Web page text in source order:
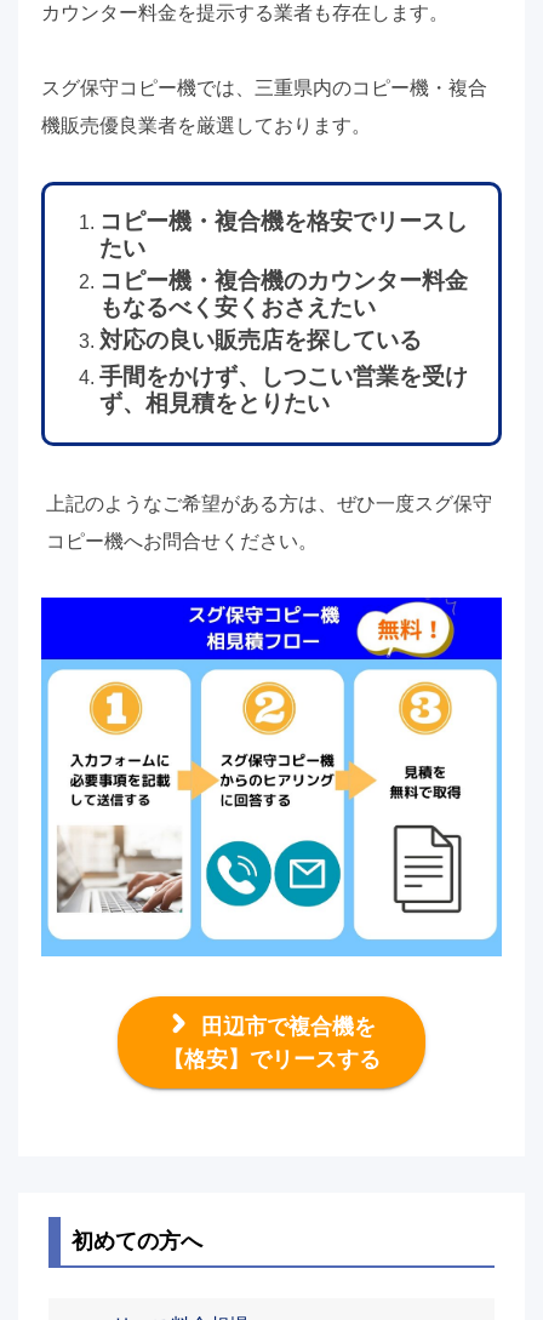
カウンター料金を提示する業者も存在します。
スグ保守コピー機では、三重県内のコピー機・複合
機販売優良業者を厳選しております。
コピー機・複合機を格安でリースし
たい
コピー機・複合機のカウンター料金
もなるべく安くおさえたい
対応の良い販売店を探している
手間をかけず、しつこい営業を受け
ず、相見積をとりたい
上記のようなご希望がある方は、ぜひ一度スグ保守
コピー機へお問合せください。
田辺市で複合機を
【格安】でリースする
初めての方へ